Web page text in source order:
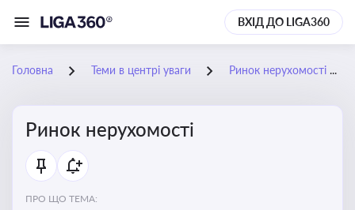
ВХІД ДО LIGA360
Головна Теми в центрі уваги Ринок нерухомості
Ринок нерухомості
ПРО ЩО ТЕМА: